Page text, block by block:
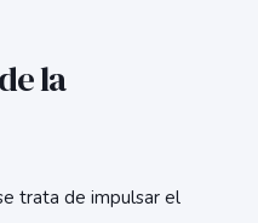
la
trata de impulsar el